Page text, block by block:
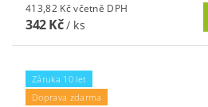
413,82 Kč včetně DPH
342 Kč/ ks
Záruka 10 let
Doprava zdarma